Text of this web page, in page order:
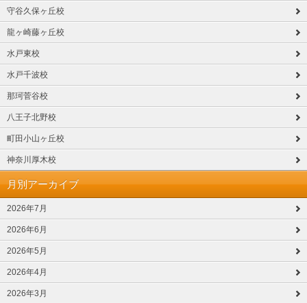
守谷久保ヶ丘校
龍ヶ崎藤ヶ丘校
水戸東校
水戸千波校
那珂菅谷校
八王子北野校
町田小山ヶ丘校
神奈川厚木校
月別アーカイブ
2026年7月
2026年6月
2026年5月
2026年4月
2026年3月